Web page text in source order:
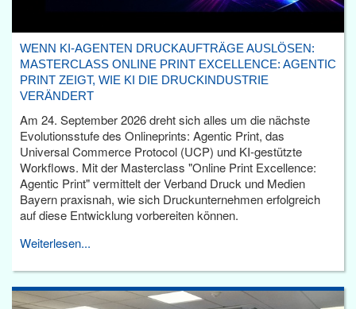
WENN KI-AGENTEN DRUCKAUFTRÄGE AUSLÖSEN:
MASTERCLASS ONLINE PRINT EXCELLENCE: AGENTIC
PRINT ZEIGT, WIE KI DIE DRUCKINDUSTRIE
VERÄNDERT
Am 24. September 2026 dreht sich alles um die nächste
Evolutionsstufe des Onlineprints: Agentic Print, das
Universal Commerce Protocol (UCP) und KI-gestützte
Workflows. Mit der Masterclass "Online Print Excellence:
Agentic Print" vermittelt der Verband Druck und Medien
Bayern praxisnah, wie sich Druckunternehmen erfolgreich
auf diese Entwicklung vorbereiten können.
Weiterlesen...